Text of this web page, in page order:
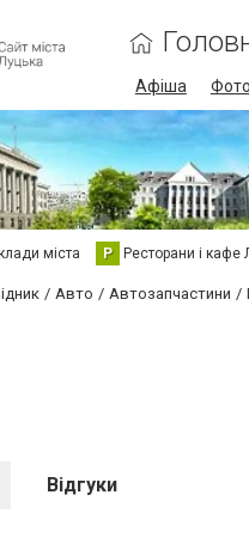
Афіша
міста Р Ресторани і кафе
Авто Автозапчастини
Відгуки